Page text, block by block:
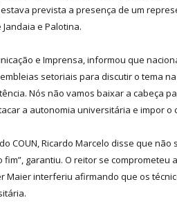
prevista a presença de um
e Palotina.
e Imprensa, informou que
setoriais para discutir o tema
Nós não vamos baixar a cabeça
a autonomia universitária e impor o
COUN, Ricardo Marcelo disse que
garantiu. O reitor se
Maier interferiu afirmando que os